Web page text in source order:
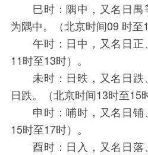
巳时：隅中，又名日禺
为隅中。（北京时间09 时至
午时：日中，又名日正
11时至13时）。
未时：日昳，又名日跌
日跌。（北京时间13时至15
申时：哺时，又名日铺
15时至17时）。
酉时：日入，又名日落